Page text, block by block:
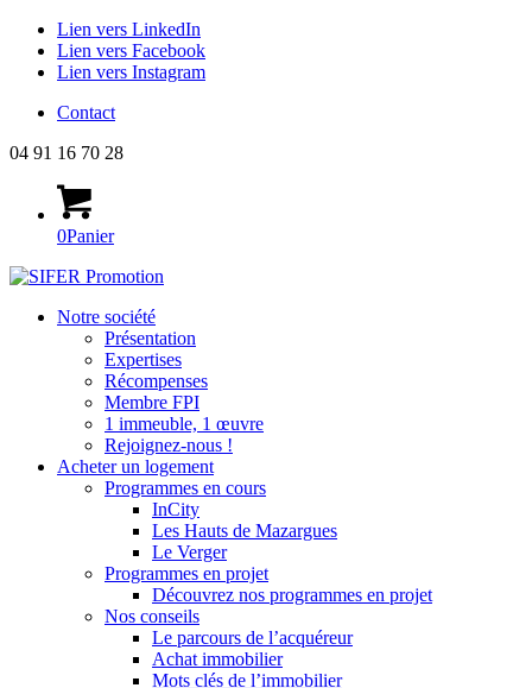
Lien vers LinkedIn
Lien vers Facebook
Lien vers Instagram
Contact
04 91 16 70 28
0Panier
Notre société
Présentation
Expertises
Récompenses
Membre FPI
1 immeuble, 1 œuvre
Rejoignez-nous !
Acheter un logement
Programmes en cours
InCity
Les Hauts de Mazargues
Le Verger
Programmes en projet
Découvrez nos programmes en projet
Nos conseils
Le parcours de l’acquéreur
Achat immobilier
Mots clés de l’immobilier